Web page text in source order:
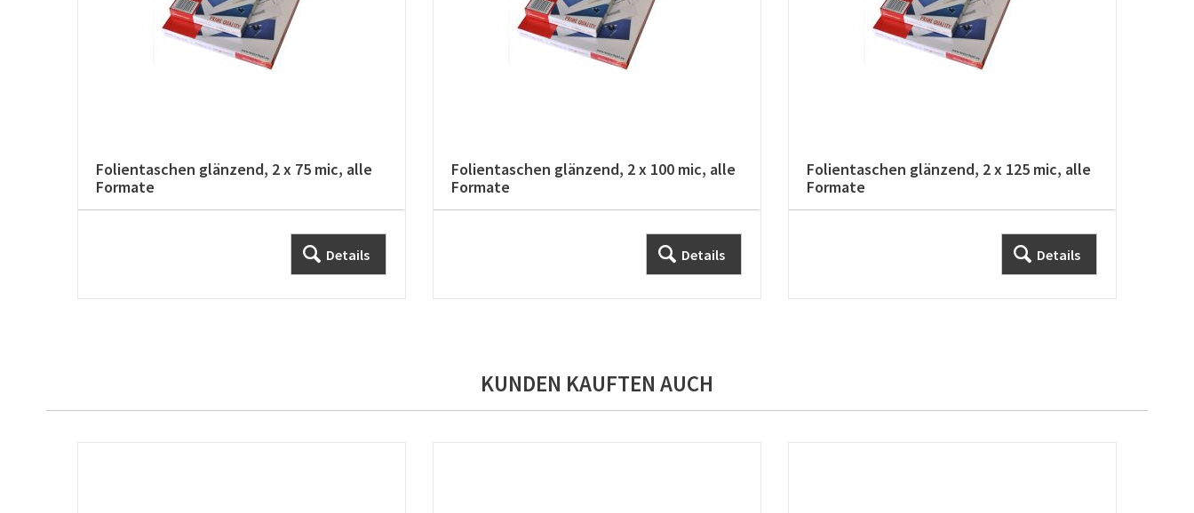
Folientaschen glänzend, 2 x 75 mic, alle
Formate
Details
Folientaschen glänzend, 2 x 100 mic, alle
Formate
Details
Folientaschen glänzend, 2 x 125 mic, alle
Formate
Details
KUNDEN KAUFTEN AUCH